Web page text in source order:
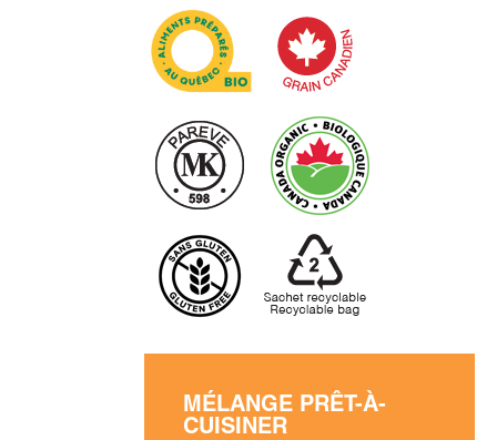
MÉLANGE PRÊT-À-
CUISINER